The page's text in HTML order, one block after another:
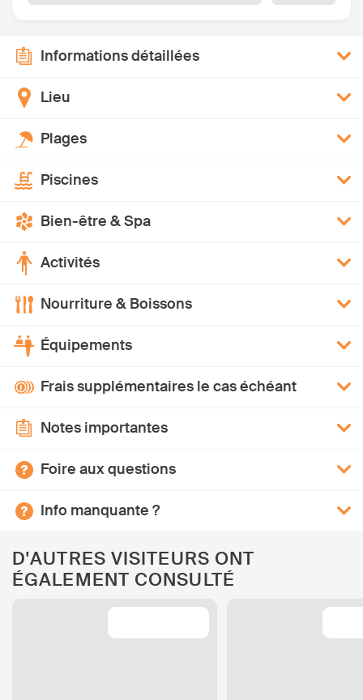
Informations détaillées
Lieu
Plages
Piscines
Bien-être & Spa
Activités
Nourriture & Boissons
Équipements
Frais supplémentaires le cas échéant
Notes importantes
Foire aux questions
Info manquante ?
D'AUTRES VISITEURS ONT
ÉGALEMENT CONSULTÉ